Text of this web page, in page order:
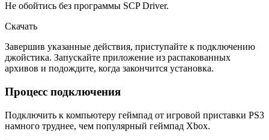
Не обойтись без программы SCP Driver.
Скачать
Завершив указанные действия, приступайте к подключению
джойстика. Запускайте приложение из распакованных
архивов и подождите, когда закончится установка.
Процесс подключения
Подключить к компьютеру геймпад от игровой приставки PS3
намного труднее, чем популярный геймпад Xbox.